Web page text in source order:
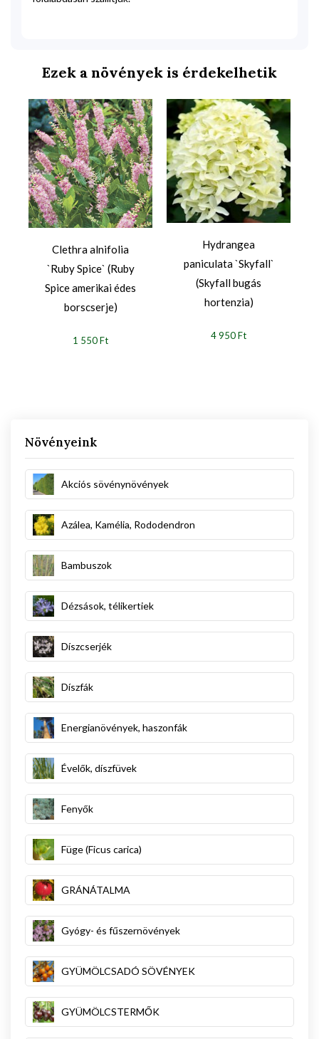
Növényeink
Akciós sövénynövények
Azálea, Kamélia, Rododendron
Bambuszok
Dézsások, télikertiek
Díszcserjék
Díszfák
Energianövények, haszonfák
Évelők, díszfüvek
Fenyők
Füge (Ficus carica)
GRÁNÁTALMA
Gyógy- és fűszernövények
GYÜMÖLCSADÓ SÖVÉNYEK
GYÜMÖLCSTERMŐK
Ezek a növények is érdekelhetik
Clethra alnifolia
`Ruby Spice` (Ruby
Spice amerikai édes
borscserje)
1 550 Ft
Hydrangea
paniculata `Skyfall`
(Skyfall bugás
hortenzia)
4 950 Ft